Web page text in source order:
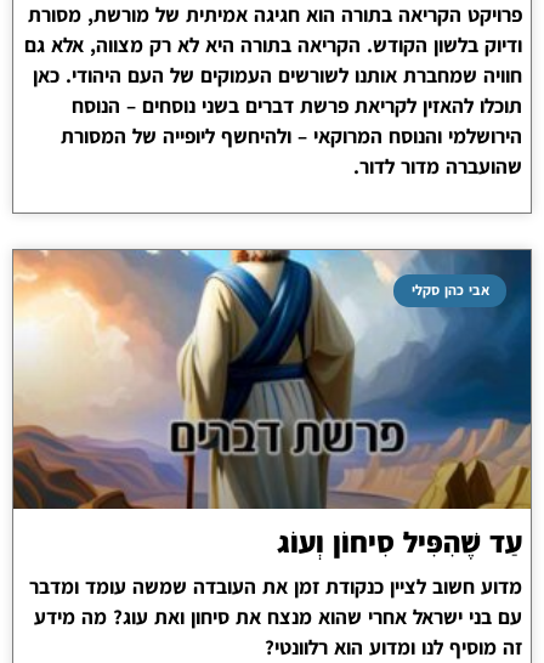
פרויקט הקריאה בתורה הוא חגיגה אמיתית של מורשת, מסורת
ודיוק בלשון הקודש. הקריאה בתורה היא לא רק מצווה, אלא גם
חוויה שמחברת אותנו לשורשים העמוקים של העם היהודי. כאן
תוכלו להאזין לקריאת פרשת דברים בשני נוסחים – הנוסח
הירושלמי והנוסח המרוקאי – ולהיחשף ליופייה של המסורת
שהועברה מדור לדור.
אבי כהן סקלי
עַד שֶׁהִפִּיל סִיחוֹן וְעוֹג
מדוע חשוב לציין כנקודת זמן את העובדה שמשה עומד ומדבר
עם בני ישראל אחרי שהוא מנצח את סיחון ואת עוג? מה מידע
זה מוסיף לנו ומדוע הוא רלוונטי?